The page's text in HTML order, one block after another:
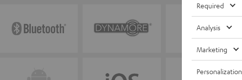
Required
Analysis
Marketing
Personalization